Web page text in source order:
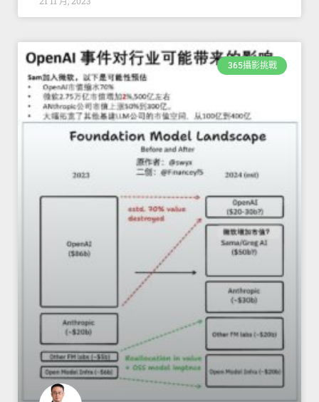
365攝影挑戰